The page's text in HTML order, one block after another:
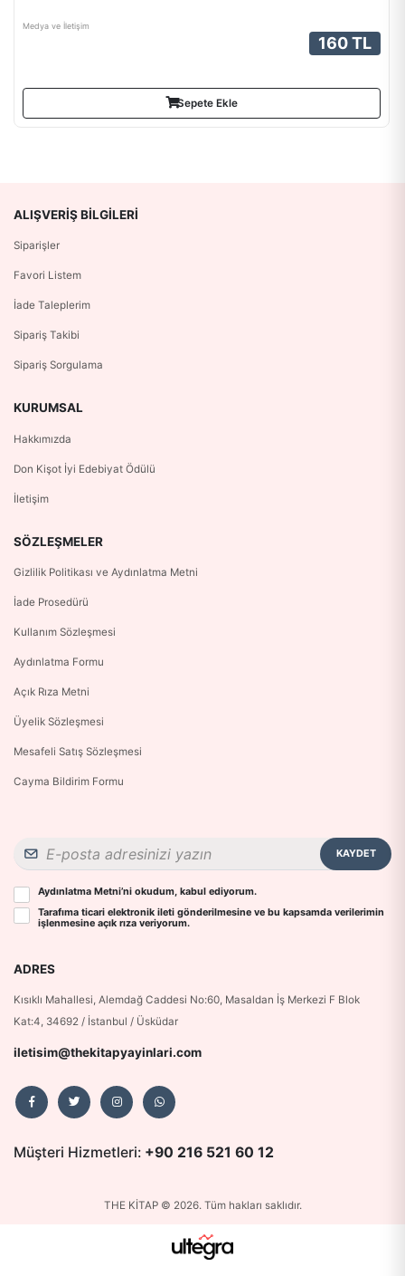
Medya ve İletişim
160 TL
Sepete Ekle
ALIŞVERIŞ BILGILERI
Siparişler
Favori Listem
İade Taleplerim
Sipariş Takibi
Sipariş Sorgulama
KURUMSAL
Hakkımızda
Don Kişot İyi Edebiyat Ödülü
İletişim
SÖZLEŞMELER
Gizlilik Politikası ve Aydınlatma Metni
İade Prosedürü
Kullanım Sözleşmesi
Aydınlatma Formu
Açık Rıza Metni
Üyelik Sözleşmesi
Mesafeli Satış Sözleşmesi
Cayma Bildirim Formu
KAYDET
Aydınlatma Metni’ni okudum, kabul ediyorum.
Tarafıma ticari elektronik ileti gönderilmesine ve bu kapsamda verilerimin
işlenmesine açık rıza veriyorum.
ADRES
Kısıklı Mahallesi, Alemdağ Caddesi No:60, Masaldan İş Merkezi F Blok
Kat:4, 34692 / İstanbul / Üsküdar
iletisim@thekitapyayinlari.com
Müşteri Hizmetleri: +90 216 521 60 12
THE KİTAP © 2026. Tüm hakları saklıdır.